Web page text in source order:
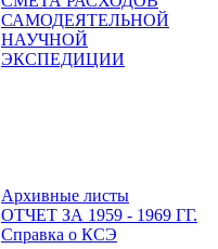
САМОДЕЯТЕЛЬНОЙ
НАУЧНОЙ
ЭКСПЕДИЦИИ
Архивные листы
ОТЧЕТ ЗА 1959 - 1969 ГГ.
Справка о КСЭ